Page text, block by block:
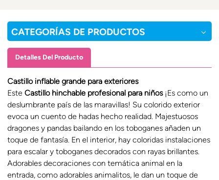
CATEGORÍAS DE PRODUCTOS
Detalles Del Producto
Castillo inflable grande para exteriores
Este Castillo hinchable profesional para niños ¡Es como un
deslumbrante país de las maravillas! Su colorido exterior
evoca un cuento de hadas hecho realidad. Majestuosos
dragones y pandas bailando en los toboganes añaden un
toque de fantasía. En el interior, hay coloridas instalaciones
para escalar y toboganes decorados con rayas brillantes.
Adorables decoraciones con temática animal en la
entrada, como adorables animalitos, le dan un toque de